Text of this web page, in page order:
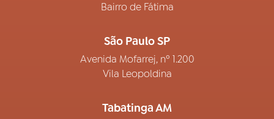
Bairro de Fátima
São Paulo SP
Avenida Mofarrej, nº 1.200
Vila Leopoldina
Tabatinga AM